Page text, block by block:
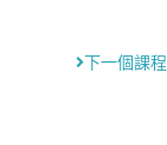
下一個課程